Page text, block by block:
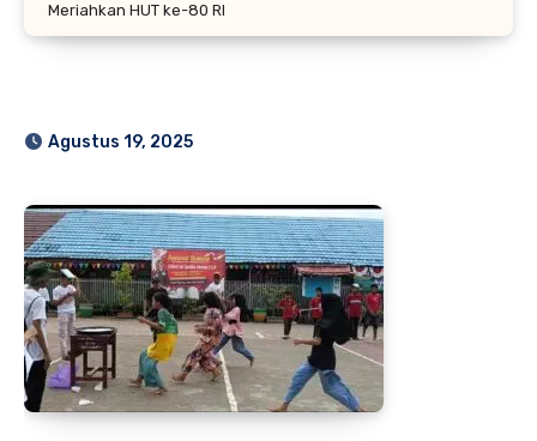
Meriahkan HUT ke-80 RI
Agustus 19, 2025